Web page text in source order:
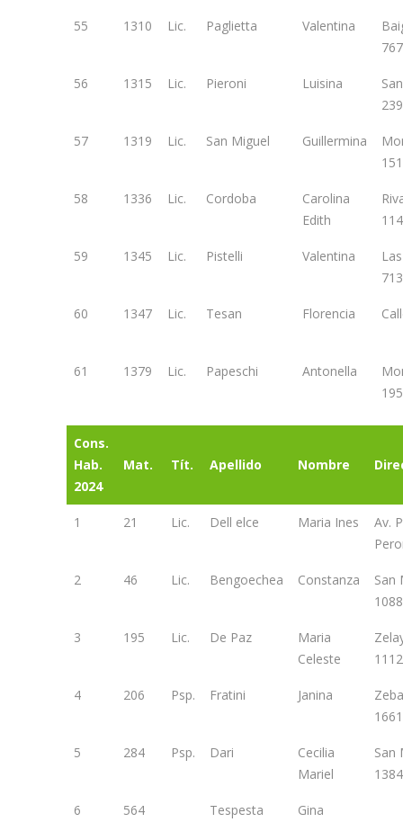
55 1310 Lic. Paglietta Valentina
767
56 1315 Lic. Pieroni Luisina
57 1319 Lic. San Miguel Guillermina
58 1336 Lic. Cordoba
Carolina
Edith
59 1345 Lic. Pistelli Valentina
713
60 1347 Lic. Tesan Florencia
61 1379 Lic. Papeschi Antonella
Cons.
Hab.
2024
Mat. Tít. Apellido Nombre
1 21 Lic. Dell elce Maria Ines
Av.
2 46 Lic. Bengoechea Constanza
San
1088
3 195 Lic. De Paz
Maria
Celeste
1112
4 206 Psp. Fratini Janina
5 284 Psp. Dari
Cecilia
Mariel
San
1384
6 564 Tespesta Gina